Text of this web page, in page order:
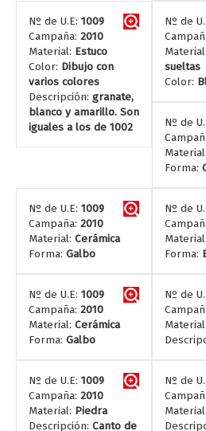
Nº de U.E: 1009
Campaña: 2010
Material: Estuco
Color: Dibujo con
varios colores
Descripción: granate,
blanco y amarillo. Son
iguales a los de 1002
Nº de
Material:
sueltas
Color:
Nº de
Material:
Forma:
Nº de U.E: 1009
Campaña: 2010
Material: Cerámica
Forma: Galbo
Nº de
Material:
Forma:
Nº de U.E: 1009
Campaña: 2010
Material: Cerámica
Forma: Galbo
Nº de
Material:
Nº de U.E: 1009
Campaña: 2010
Material: Piedra
Descripción: Canto de
Nº de
Material: